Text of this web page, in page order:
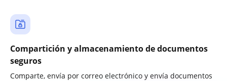
Compartición y almacenamiento de documentos
seguros
Comparte, envía por correo electrónico y envía documentos